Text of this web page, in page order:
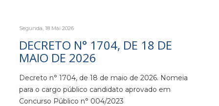
Segunda, 18 Mai 2026
DECRETO N° 1704, DE 18 DE
MAIO DE 2026
Decreto n° 1704, de 18 de maio de 2026. Nomeia
para o cargo público candidato aprovado em
Concurso Público n° 004/2023